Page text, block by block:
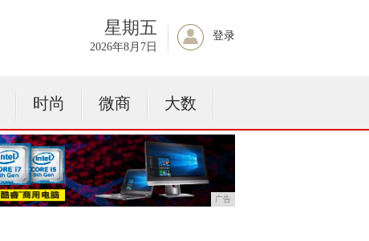
星期五
2026年8月7日
登录
时尚 微商 大数
广告